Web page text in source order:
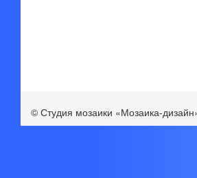
© Студия мозаики «Мозаика-